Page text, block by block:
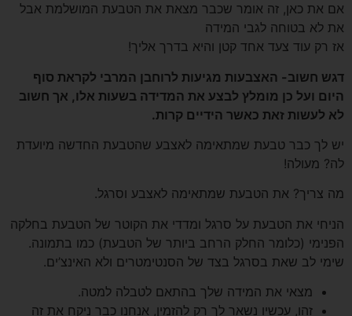
אם את כאן, זה אומר שכבר מצאת את הטבעת המושלמת אבל
את לא בטוחה לגבי המידה
אז רק עוד צעד אחד קטן והיא בדרך אליך!
דגש חשוב- האצבעות מגיעות לרוחבן המרבי לקראת סוף
היום ועל כן מומלץ לבצע את המדידה בשעות אלו, אך חשוב
לא לעשות זאת כאשר הידיים קרות.
יש לך כבר טבעת שמתאימה לאצבע שהטבעת החדשה מיועדת
לה? מעולה!
מה צריך? את הטבעת שמתאימה לאצבע וסרגל.
הניחי את הטבעת על סרגל ומדדי את הקוטר של הטבעת בחלקה
הפנימי (כלומר החלק הרחב ביותר של הטבעת) כמו בתמונה.
שימי לב שאת בסרגל בצד של הסנטימטרים ולא האינצ’ים.
מצאי את המידה שלך בהתאם לטבלה למטה.
זהו, עכשיו נשאר לך רק להזמין, אנחנו כבר ניקח את זה